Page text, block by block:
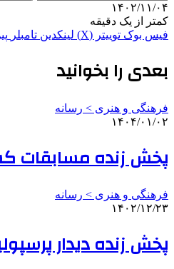
۱۴۰۲/۱۱/۰۴
کمتر از یک دقیقه
فیس بوک توییتر (X) لینکدین ‫تامبلر
بعدی را بخوانید
فرهنگی و هنری > رسانه
۱۴۰۴/۰۱/۰۲
پخش زنده مسابقات
فرهنگی و هنری > رسانه
۱۴۰۲/۱۲/۲۳
پخش زنده دیدار